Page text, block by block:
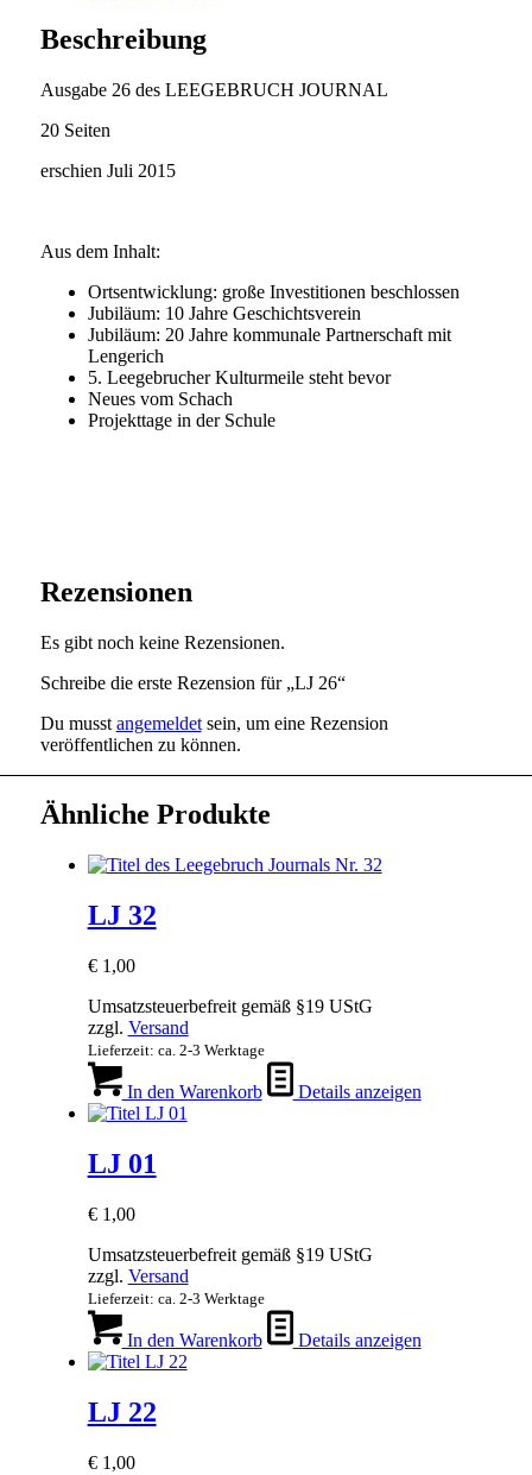
Beschreibung
Ausgabe 26 des LEEGEBRUCH JOURNAL
20 Seiten
erschien Juli 2015
Aus dem Inhalt:
Ortsentwicklung: große Investitionen beschlossen
Jubiläum: 10 Jahre Geschichtsverein
Jubiläum: 20 Jahre kommunale Partnerschaft mit
Lengerich
5. Leegebrucher Kulturmeile steht bevor
Neues vom Schach
Projekttage in der Schule
Rezensionen
Es gibt noch keine Rezensionen.
Schreibe die erste Rezension für „LJ 26“
Du musst angemeldetsein, um eine Rezension
veröffentlichen zu können.
Ähnliche Produkte
LJ 32
€1,00
Umsatzsteuerbefreit gemäß §19 UStG
zzgl. Versand
Lieferzeit: ca. 2-3 Werktage
In den Warenkorb Details anzeigen
LJ 01
€1,00
Umsatzsteuerbefreit gemäß §19 UStG
zzgl. Versand
Lieferzeit: ca. 2-3 Werktage
In den Warenkorb Details anzeigen
LJ 22
€1,00